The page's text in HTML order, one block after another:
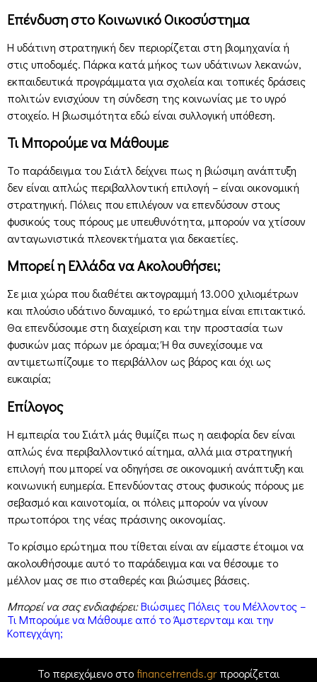
Επένδυση στο Κοινωνικό Οικοσύστημα
Η υδάτινη στρατηγική δεν περιορίζεται στη βιομηχανία ή
στις υποδομές. Πάρκα κατά μήκος των υδάτινων λεκανών,
εκπαιδευτικά προγράμματα για σχολεία και τοπικές δράσεις
πολιτών ενισχύουν τη σύνδεση της κοινωνίας με το υγρό
στοιχείο. Η βιωσιμότητα εδώ είναι συλλογική υπόθεση.
Τι Μπορούμε να Μάθουμε
Το παράδειγμα του Σιάτλ δείχνει πως η βιώσιμη ανάπτυξη
δεν είναι απλώς περιβαλλοντική επιλογή – είναι οικονομική
στρατηγική. Πόλεις που επιλέγουν να επενδύσουν στους
φυσικούς τους πόρους με υπευθυνότητα, μπορούν να χτίσουν
ανταγωνιστικά πλεονεκτήματα για δεκαετίες.
Μπορεί η Ελλάδα να Ακολουθήσει;
Σε μια χώρα που διαθέτει ακτογραμμή 13.000 χιλιομέτρων
και πλούσιο υδάτινο δυναμικό, το ερώτημα είναι επιτακτικό.
Θα επενδύσουμε στη διαχείριση και την προστασία των
φυσικών μας πόρων με όραμα; Ή θα συνεχίσουμε να
αντιμετωπίζουμε το περιβάλλον ως βάρος και όχι ως
ευκαιρία;
Επίλογος
Η εμπειρία του Σιάτλ μάς θυμίζει πως η αειφορία δεν είναι
απλώς ένα περιβαλλοντικό αίτημα, αλλά μια στρατηγική
επιλογή που μπορεί να οδηγήσει σε οικονομική ανάπτυξη και
κοινωνική ευημερία. Επενδύοντας στους φυσικούς πόρους με
σεβασμό και καινοτομία, οι πόλεις μπορούν να γίνουν
πρωτοπόροι της νέας πράσινης οικονομίας.
Το κρίσιμο ερώτημα που τίθεται είναι αν είμαστε έτοιμοι να
ακολουθήσουμε αυτό το παράδειγμα και να θέσουμε το
μέλλον μας σε πιο σταθερές και βιώσιμες βάσεις.
Μπορεί να σας ενδιαφέρει:Βιώσιμες Πόλεις του Μέλλοντος –
Τι Μπορούμε να Μάθουμε από το Άμστερνταμ και την
Κοπεγχάγη;
Το περιεχόμενο στο financetrends.grπροορίζεται